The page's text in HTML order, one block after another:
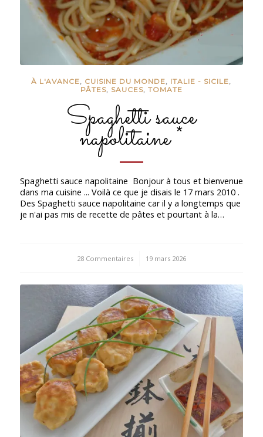
À L'AVANCE, CUISINE DU MONDE, ITALIE - SICILE,
PÂTES, SAUCES, TOMATE
Spaghetti sauce
napolitaine *
Spaghetti sauce napolitaine Bonjour à tous et bienvenue
dans ma cuisine ... Voilà ce que je disais le 17 mars 2010 .
Des Spaghetti sauce napolitaine car il y a longtemps que
je n'ai pas mis de recette de pâtes et pourtant à la…
28 Commentaires
/ 19 mars 2026